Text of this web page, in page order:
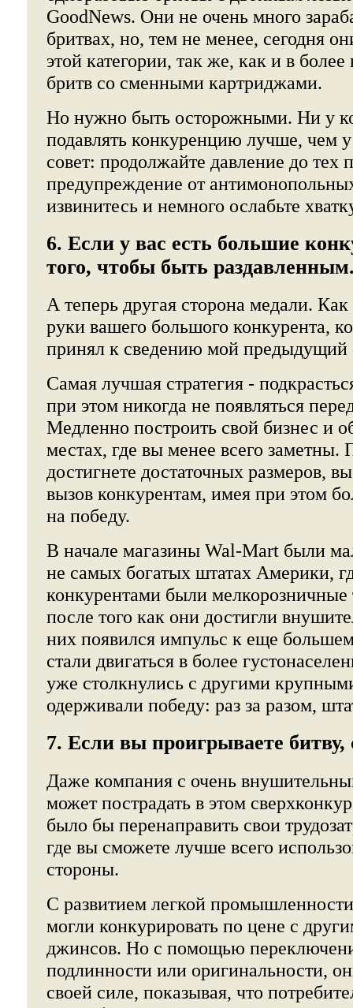
GoodNews. Они не очень много
бритвах, но, тем не менее, сегодня
этой категории, так же, как и в
бритв со сменными картриджами.
Но нужно быть осторожными. Ни у
подавлять конкуренцию лучше, чем
совет: продолжайте давление до тех
предупреждение от
извинитесь и немного ослабьте
6. Если у вас есть большие
того, чтобы быть
А теперь другая сторона медали.
руки вашего большого конкурента,
принял к сведению мой предыдущий
Самая лучшая стратегия -
при этом никогда не появляться
Медленно построить свой бизнес и
местах, где вы менее всего заметны.
достигнете достаточных размеров,
вызов конкурентам, имея при этом
на победу.
В начале магазины Wal-Mart были
не самых богатых штатах Америки,
конкурентами были мелкорозничные
после того как они достигли
них появился импульс к еще
стали двигаться в более
уже столкнулись с другими
одерживали победу: раз за разом,
7. Если вы проигрываете битву,
Даже компания с очень
может пострадать в этом
было бы перенаправить свои
где вы сможете лучше всего
стороны.
С развитием легкой
могли конкурировать по цене с
джинсов. Но с помощью
подлинности или оригинальности,
своей силе, показывая, что